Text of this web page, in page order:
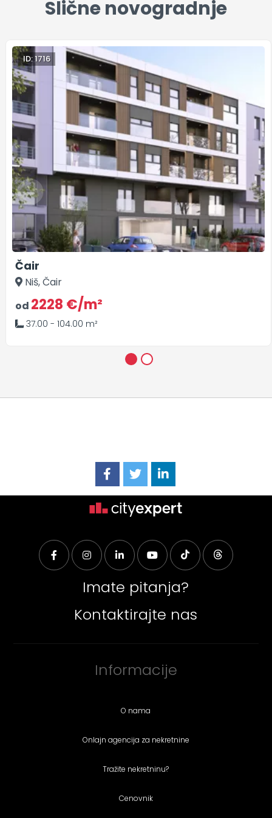
Slične novogradnje
ID: 1716
Čair
Niš, Čair
od 2228 €/m²
37.00 - 104.00 m²
2
Imate pitanja?
Kontaktirajte nas
Informacije
O nama
Onlajn agencija za nekretnine
Tražite nekretninu?
Cenovnik